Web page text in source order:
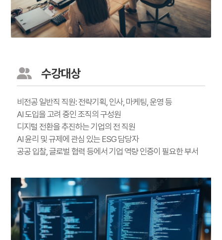
수강대상
비전공 일반직 직원: 전략기획, 인사, 마케팅, 운영 등
AI 도입을 고려 중인 조직의 구성원
디지털 전환을 추진하는 기업의 전 직원
AI 윤리 및 규제에 관심 있는 ESG 담당자
공공 입찰, 글로벌 협력 등에서 기업 역량 인증이 필요한 부서